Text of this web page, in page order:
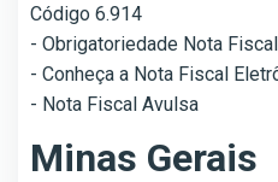
Código 6.914
- Obrigatoriedade Nota
- Conheça a Nota Fiscal
- Nota Fiscal Avulsa
Minas Gerais